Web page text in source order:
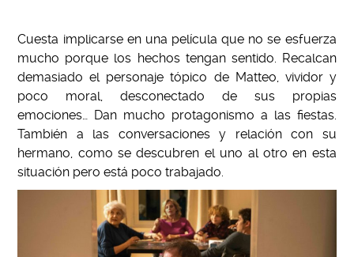
Cuesta implicarse en una película que no se esfuerza
mucho porque los hechos tengan sentido. Recalcan
demasiado el personaje tópico de Matteo, vividor y
poco moral, desconectado de sus propias
emociones… Dan mucho protagonismo a las fiestas.
También a las conversaciones y relación con su
hermano, como se descubren el uno al otro en esta
situación pero está poco trabajado.